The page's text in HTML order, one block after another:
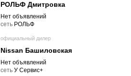
РОЛЬФ Дмитровка
Нет объявлений
cеть РОЛЬФ
официальный дилер
Nissan Башиловская
Нет объявлений
cеть У Сервис+